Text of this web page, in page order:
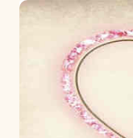
PAR
UN